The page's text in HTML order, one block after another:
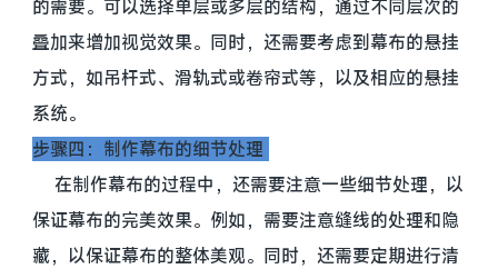
的需要。可以选择单层或多层的结构，通过不同层次的
叠加来增加视觉效果。同时，还需要考虑到幕布的悬挂
方式，如吊杆式、滑轨式或卷帘式等，以及相应的悬挂
系统。
步骤四：制作幕布的细节处理
在制作幕布的过程中，还需要注意一些细节处理，以
保证幕布的完美效果。例如，需要注意缝线的处理和隐
藏，以保证幕布的整体美观。同时，还需要定期进行清